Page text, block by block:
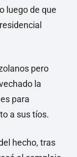
luego de que
pero
la
para
a sus tíos.
hecho, tras